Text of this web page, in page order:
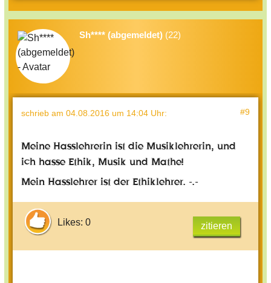
Sh**** (abgemeldet) (22)
schrieb am 04.08.2016 um 14:04 Uhr: #9
Meine Hasslehrerin ist die Musiklehrerin, und
ich hasse Ethik, Musik und Mathe!
Mein Hasslehrer ist der Ethiklehrer. -.-
Likes: 0 zitieren